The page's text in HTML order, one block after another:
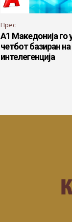
Прес
А1 Македонија го
четбот базиран
интелегенција